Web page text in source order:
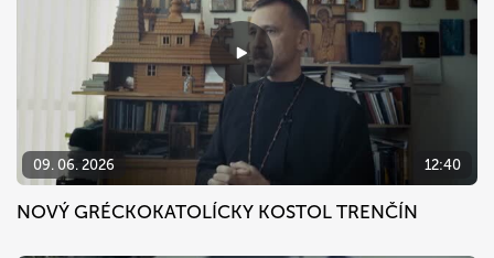
09. 06. 2026 12:40
NOVÝ GRÉCKOKATOLÍCKY KOSTOL TRENČÍN